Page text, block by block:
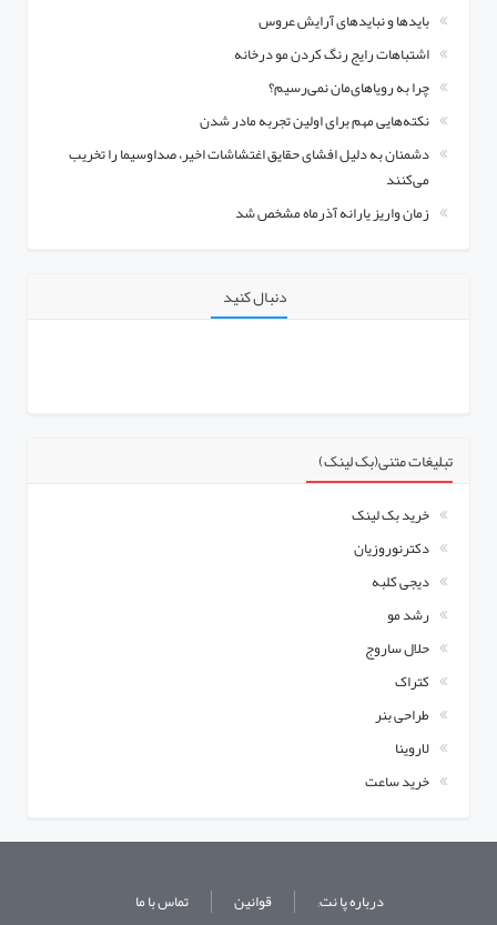
بایدها و نبایدهای آرایش عروس
اشتباهات رایج رنگ کردن مو درخانه
چرا به رویاهای‌مان نمی‌رسیم؟
نکته‌هایی مهم برای اولین تجربه مادر شدن
دشمنان به دلیل افشای حقایق اغتشاشات اخیر، صداوسیما را تخریب
می‌کنند
زمان واریز یارانه آذرماه مشخص شد
دنبال کنید
تبلیغات متنی(بک لینک)
خرید بک لینک
دکترنوروزیان
دیجی کلبه
رشد مو
حلال ساروج
کتراک
طراحی بنر
لاروینا
خرید ساعت
درباره پا نت; قوانین تماس با ما